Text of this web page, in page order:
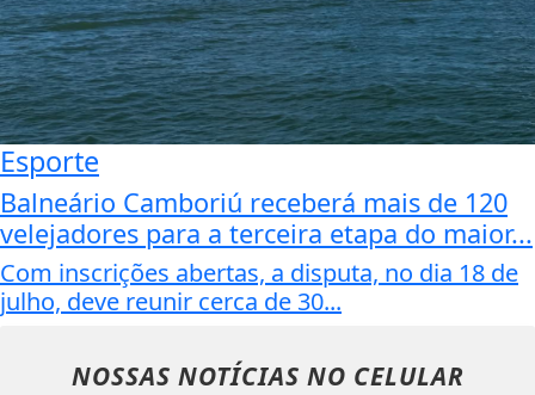
Esporte
Balneário Camboriú receberá mais de 120
velejadores para a terceira etapa do maior...
Com inscrições abertas, a disputa, no dia 18 de
julho, deve reunir cerca de 30...
NOSSAS NOTÍCIAS NO CELULAR